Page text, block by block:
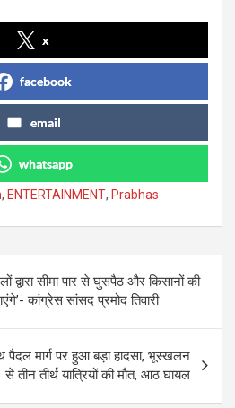
x
facebook
email
whatsapp
, ENTERTAINMENT, Prabhas
द्वारा सीमा पार से घुसपैठ और किसानों की
कांग्रेस सांसद प्रमोद तिवारी
पैदल मार्ग पर हुआ बड़ा हादसा, भूस्खलन
से तीन तीर्थ यात्रियों की मौत, आठ घायल